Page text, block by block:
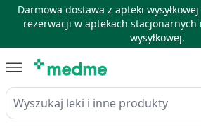
Darmowa dostawa z apteki wysyłkowej
rezerwacji w aptekach stacjonarnych
wysyłkowej.
Wyszukaj leki i inne produkty